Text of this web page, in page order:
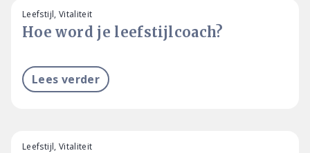
Hoe word je leefstijlcoach?
Leefstijl, Vitaliteit
Lees verder
Leefstijl, Vitaliteit